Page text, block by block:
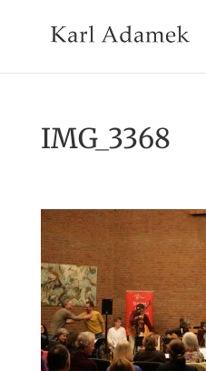
IMG_3368